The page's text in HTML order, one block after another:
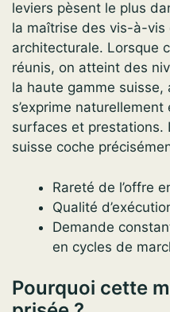
leviers pèsent le plus
la maîtrise des vis-à-vis
architecturale. Lorsque
réunis, on atteint des
la haute gamme
s’exprime naturellement
surfaces et prestations.
suisse coche
Rareté de l’offre
Qualité
Demande
en cycles de
Pourquoi cette